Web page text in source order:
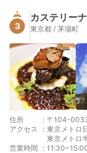
3
カステリー
東京都 / 茅場町
住所 : 〒104-
アクセス
: 東京メトロ
東京メトロ
都営浅草線
営業時間 :